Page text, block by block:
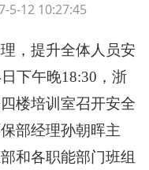
12 10:27:45
，提升全体人员安
日下午晚18:30 ，浙
楼培训室召开安全
部经理孙朝晖主
和各职能部门班组